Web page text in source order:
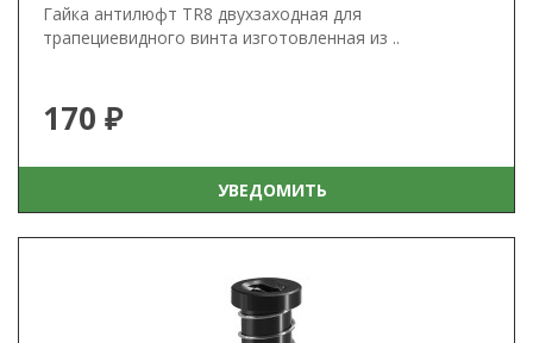
Гайка антилюфт TR8 двухзаходная для
трапециевидного винта изготовленная из ..
170 ₽
УВЕДОМИТЬ